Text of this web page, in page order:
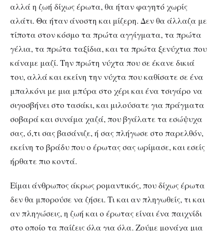
αλλά η ζωή δίχως έρωτα, θα ήταν φαγητό χωρίς
αλάτι. Θα ήταν άνοστη και μίζερη. Δεν θα άλλαζα με
τίποτα στον κόσμο τα πρώτα αγγίγματα, τα πρώτα
γέλια, τα πρώτα ταξίδια, και τα πρώτα ξενύχτια που
κάναμε μαζί. Την πρώτη νύχτα που σε έκανε δικιά
του, αλλά και εκείνη την νύχτα που καθίσατε σε ένα
μπαλκόνι με μια μπύρα στο χέρι και ένα τσιγάρο να
σιγοσβήνει στο τασάκι, και μιλούσατε για πράγματα
σοβαρά και συνάμα χαζά, που βγάλατε τα εσώψυχα
σας, ό,τι σας βασάνιζε, ή σας πλήγωσε στο παρελθόν,
εκείνη το βράδυ που ο έρωτας σας ωρίμασε, και εσείς
ήρθατε πιο κοντά.
Είμαι άνθρωπος άκρως ρομαντικός, που δίχως έρωτα
δεν θα μπορούσε να ζήσει. Τι και αν πληγωθείς, τι και
αν πληγώσεις, η ζωή και ο έρωτας είναι ένα παιχνίδι
στο οποίο τα παίζεις όλα για όλα. Ζούμε μονάχα μια